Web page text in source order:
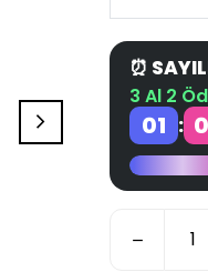
⏰
3 Al 2
01 :